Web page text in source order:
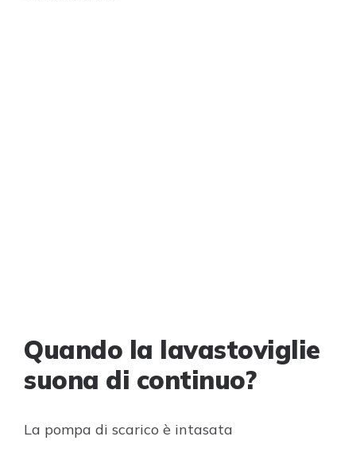
Quando la lavastoviglie
suona di continuo?
La pompa di scarico è intasata